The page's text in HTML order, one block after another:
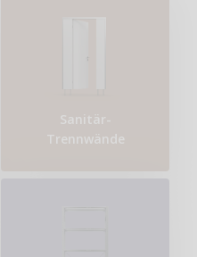
Sanitär-
Trennwände